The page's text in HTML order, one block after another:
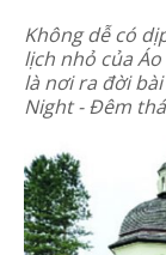
Không dễ có
lịch nhỏ của
là nơi ra đời
Night - Đêm